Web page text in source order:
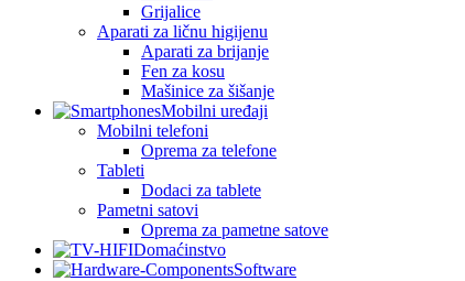
Grijalice
Aparati za ličnu higijenu
Aparati za brijanje
Fen za kosu
Mašinice za šišanje
Mobilni uređaji
Mobilni telefoni
Oprema za telefone
Tableti
Dodaci za tablete
Pametni satovi
Oprema za pametne satove
Domaćinstvo
Software